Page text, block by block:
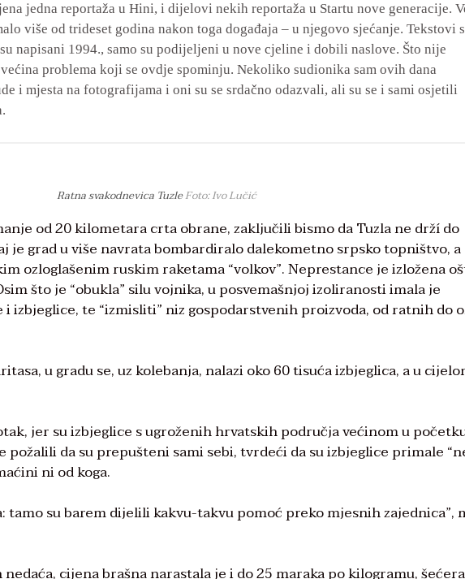
jedna reportaža u Hini, i dijelovi nekih reportaža u Startu nove generacije.
više od trideset godina nakon toga događaja – u njegovo sjećanje. Tekstovi
napisani 1994., samo su podijeljeni u nove cjeline i dobili naslove. Što nije
problema koji se ovdje spominju. Nekoliko sudionika sam ovih dana
i mjesta na fotografijama i oni su se srdačno odazvali, ali su se i sami osjetili
Ratna svakodnevica TuzleFoto: Ivo Lučić
od 20 kilometara crta obrane, zaključili bismo da Tuzla ne drží do
je grad u više navrata bombardiralo dalekometno srpsko topništvo, a
ozloglašenim ruskim raketama “volkov”. Neprestance je izložena
što je “obukla” silu vojnika, u posvemašnjoj izoliranosti imala je
te “izmisliti” niz gospodarstvenih proizvoda, od ratnih do
u gradu se, uz kolebanja, nalazi oko 60 tisuća izbjeglica, a u
jer su izbjeglice s ugroženih hrvatskih područja većinom u
požalili da su prepušteni sami sebi, tvrdeći da su izbjeglice primale
ni od koga.
tamo su barem dijelili kakvu-takvu pomoć preko mjesnih zajednica”,
cijena brašna narastala je i do 25 maraka po kilogramu,